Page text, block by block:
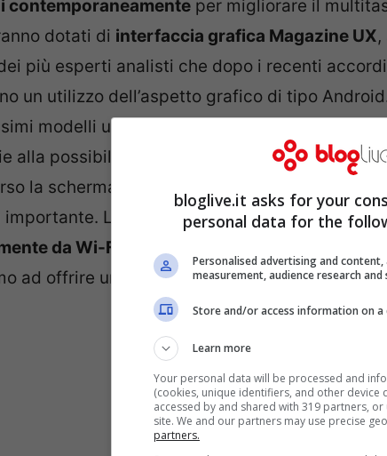
contemporaneamente per migliorare il
dotati di interfaccia grafica Magazine UX
più esperti analisti che dopo i recenti
un utilizzo dell’aspetto grafico di tipo
modelli un aspetto del tutto particolare e
alla possibilità di visionare
la schermata iniziale per tenere sempre
importante. La possibilità di connettersi ad
da Wi-Fi
ad offrire una versione 4GdiNote 12.2 Pro.
bloglive.it asks for your
personal data for the
Personalised advertising and
measurement, audience research
Store and/or access information on a
Learn more
Your personal data will be processed and
(cookies, unique identifiers, and other device
accessed by and shared with 319 partners,
site. We and our partners may use precise
partners.